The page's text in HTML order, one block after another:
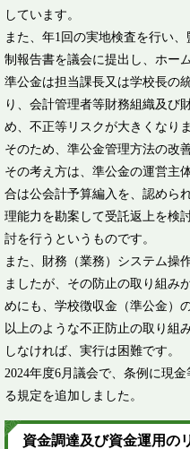
しています。
また、年1回の実地検査を行い
制報告書を議会に提出し、ホー
準公金は担当課長又は学校長の
り、会計管理者等財務組織及び
め、不正等リスクが大きくなりま
そのため、準公金管理方法の改
その考え方は、準公金の運営主
合は公会計予算編入を、認めら
理能力を勘案して受託返上を検
討を行うというものです。
また、財務（業務）システム操
ましたが、その防止の取り組み
めにも、学校徴収金（準公金）
以上のような不正防止の取り組
しなければ、実行は困難です。
2024年度6月議会で、条例に現
る規定を追加しました。​
資金調達及び資金運用の